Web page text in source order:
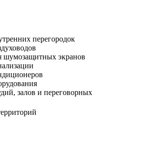
перегородок
шумозащитных экранов
залов и переговорных